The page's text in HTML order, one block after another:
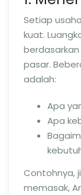
Setiap
kuat.
pasar.
adalah:
Apa
Apa
Contohnya,
memasak,